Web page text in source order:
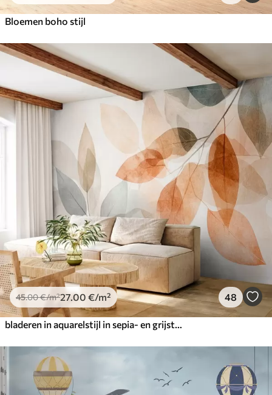
Bloemen boho stijl
45.00€/m²27.00 €/m² 48